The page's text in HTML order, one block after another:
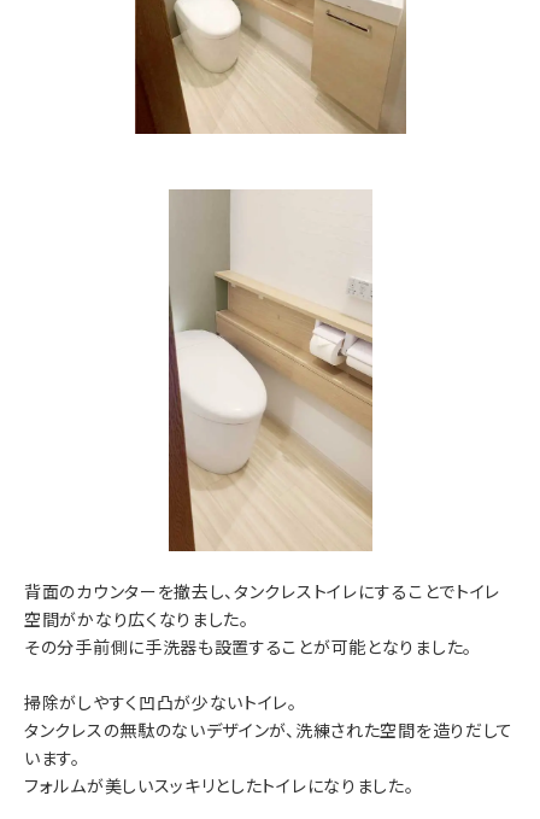
背面のカウンターを撤去し、タンクレストイレにすることでトイレ
空間がかなり広くなりました。
その分手前側に手洗器も設置することが可能となりました。
掃除がしやすく凹凸が少ないトイレ。
タンクレスの無駄のないデザインが、洗練された空間を造りだして
います。
フォルムが美しいスッキリとしたトイレになりました。